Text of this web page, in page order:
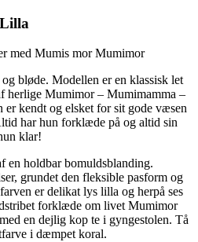
med Mumis mor Mumimor
bløde. Modellen er en klassisk let
herlige Mumimor – Mumimamma –
kendt og elsket for sit gode væsen
har hun forklæde på og altid sin
klar!
en holdbar bomuldsblanding.
grundet den fleksible pasform og
er delikat lys lilla og herpå ses
forklæde om livet Mumimor
en dejlig kop te i gyngestolen. Tå
i dæmpet koral.